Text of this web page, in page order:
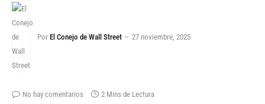
Por El Conejo de Wall Street 27 noviembre, 2025
No hay comentarios 2 Mins de Lectura